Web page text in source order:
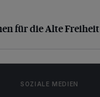
für die Alte Freiheit
für die Alte Freiheit
SOZIALE MEDIEN